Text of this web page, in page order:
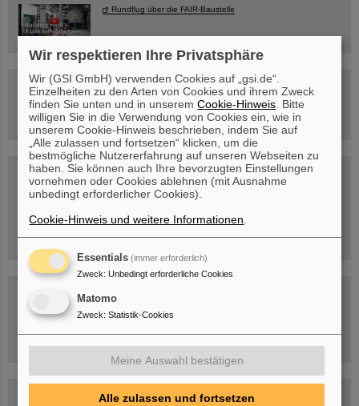
Rundflug über die FAIR-Baustelle
Besichtigung von GSI/FAIR –
jetzt Termin buchen!
Blog Beam On
Menschen ...hinter GSI und FAIR.
GSI-FAIR Kolloquium
Wir respektieren Ihre Privatsphäre
Wir (GSI GmbH) verwenden Cookies auf „gsi.de“.
Einzelheiten zu den Arten von Cookies und ihrem Zweck
finden Sie unten und in unseremCookie-Hinweis . Bitte
willigen Sie in die Verwendung von Cookies ein, wie in
unserem Cookie-Hinweis beschrieben, indem Sie auf
„Alle zulassen und fortsetzen“ klicken, um die
bestmögliche Nutzererfahrung auf unseren Webseiten zu
haben. Sie können auch Ihre bevorzugten Einstellungen
vornehmen oder Cookies ablehnen (mit Ausnahme
unbedingt erforderlicher Cookies).
Cookie-Hinweis und weitere Informationen
Essentials (immer erforderlich)
Zweck: Unbedingt erforderliche Cookies
Matomo
Zweck: Statistik-Cookies
Meine Auswahl bestätigen
Alle zulassen und fortsetzen